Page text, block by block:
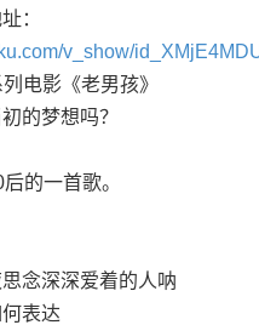
：
v_show/
电影《老男孩》
的梦想吗？
的一首歌。
念深深爱着的人呐
表达